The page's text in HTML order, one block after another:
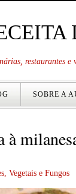
restaurantes e
SOBRE A
à
Vegetais e Fungos